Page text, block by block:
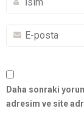
Daha sonraki
adresim ve site